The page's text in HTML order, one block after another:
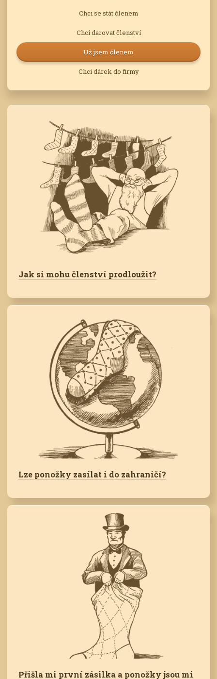
Chci se stát členem
Chci darovat členství
Už jsem členem
Chci dárek do firmy
Jak si mohu členství prodloužit?
Lze ponožky zasílat i do zahraničí?
Přišla mi první zásilka a ponožky jsou mi